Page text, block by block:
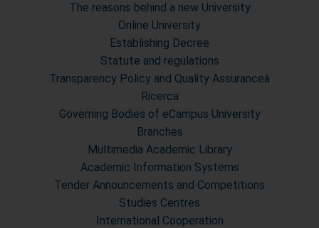
The reasons behind a new University
Online University
Establishing Decree
Statute and regulations
Transparency Policy and Quality Assuranceà
Ricerca
Governing Bodies of eCampus University
Branches
Multimedia Academic Library
Academic Information Systems
Tender Announcements and Competitions
Studies Centres
International Cooperation